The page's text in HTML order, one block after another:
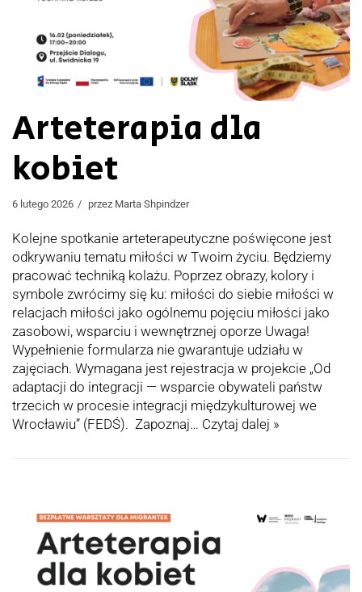
Arteterapia dla
kobiet
6 lutego 2026 przez Marta Shpindzer
Kolejne spotkanie arteterapeutyczne poświęcone jest
odkrywaniu tematu miłości w Twoim życiu. Będziemy
pracować techniką kolażu. Poprzez obrazy, kolory i
symbole zwrócimy się ku: miłości do siebie miłości w
relacjach miłości jako ogólnemu pojęciu miłości jako
zasobowi, wsparciu i wewnętrznej oporze Uwaga!
Wypełnienie formularza nie gwarantuje udziału w
zajęciach. Wymagana jest rejestracja w projekcie „Od
adaptacji do integracji — wsparcie obywateli państw
trzecich w procesie integracji międzykulturowej we
Wrocławiu” (FEDŚ). Zapoznaj… Czytaj dalej »